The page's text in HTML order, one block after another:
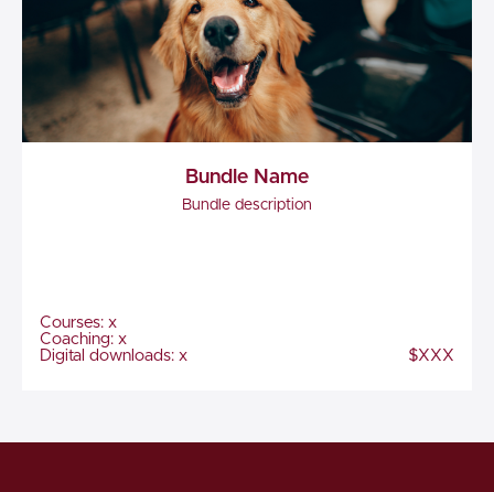
Bundle Name
Bundle description
Courses: x
Coaching: x
Digital downloads: x
$XXX